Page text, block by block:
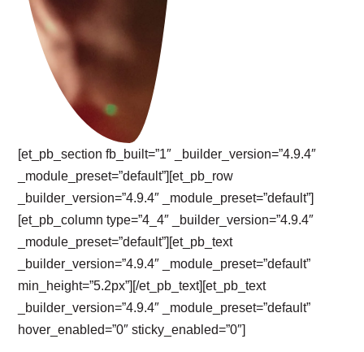
[et_pb_section fb_built=”1″ _builder_version=”4.9.4″
_module_preset=”default”][et_pb_row
_builder_version=”4.9.4″ _module_preset=”default”]
[et_pb_column type=”4_4″ _builder_version=”4.9.4″
_module_preset=”default”][et_pb_text
_builder_version=”4.9.4″ _module_preset=”default”
min_height=”5.2px”][/et_pb_text][et_pb_text
_builder_version=”4.9.4″ _module_preset=”default”
hover_enabled=”0″ sticky_enabled=”0″]